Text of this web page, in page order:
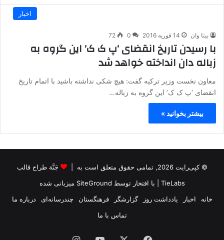
اخبار
بیتا وان 14 فوریه 2016 0
72
با رسیدن تاریخ انقضای ‘پ ک ک’ این گروه به
زباله دان انداخته خواهد شد
معاون نخست وزیر ترکیه گفت: هیچ شکی نداشته باشید با اتمام تاریخ
انقضای ‘پ ک ک’ این گروه به زباله…
بیشتر بخوانید »
© کپی‌رایت 2026, تمامی حقوق متعلق است به |
جَنَّة طراح قالب
TieLabs | با افتخار توسط SiteGround میزبانی شده
خانه
اخبار یادداشت روز گزارشگر فرهنگستان چندرسانه‌ای
درباره ما
تماس با ما